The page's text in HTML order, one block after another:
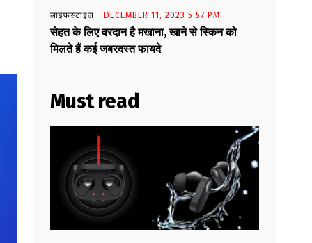
लाइफस्टाइल DECEMBER 11, 2023 5:57 PM
सेहत के लिए वरदान है मखाना, खाने से स्किन को
मिलते हैं कई जबरदस्त फायदे
Must read